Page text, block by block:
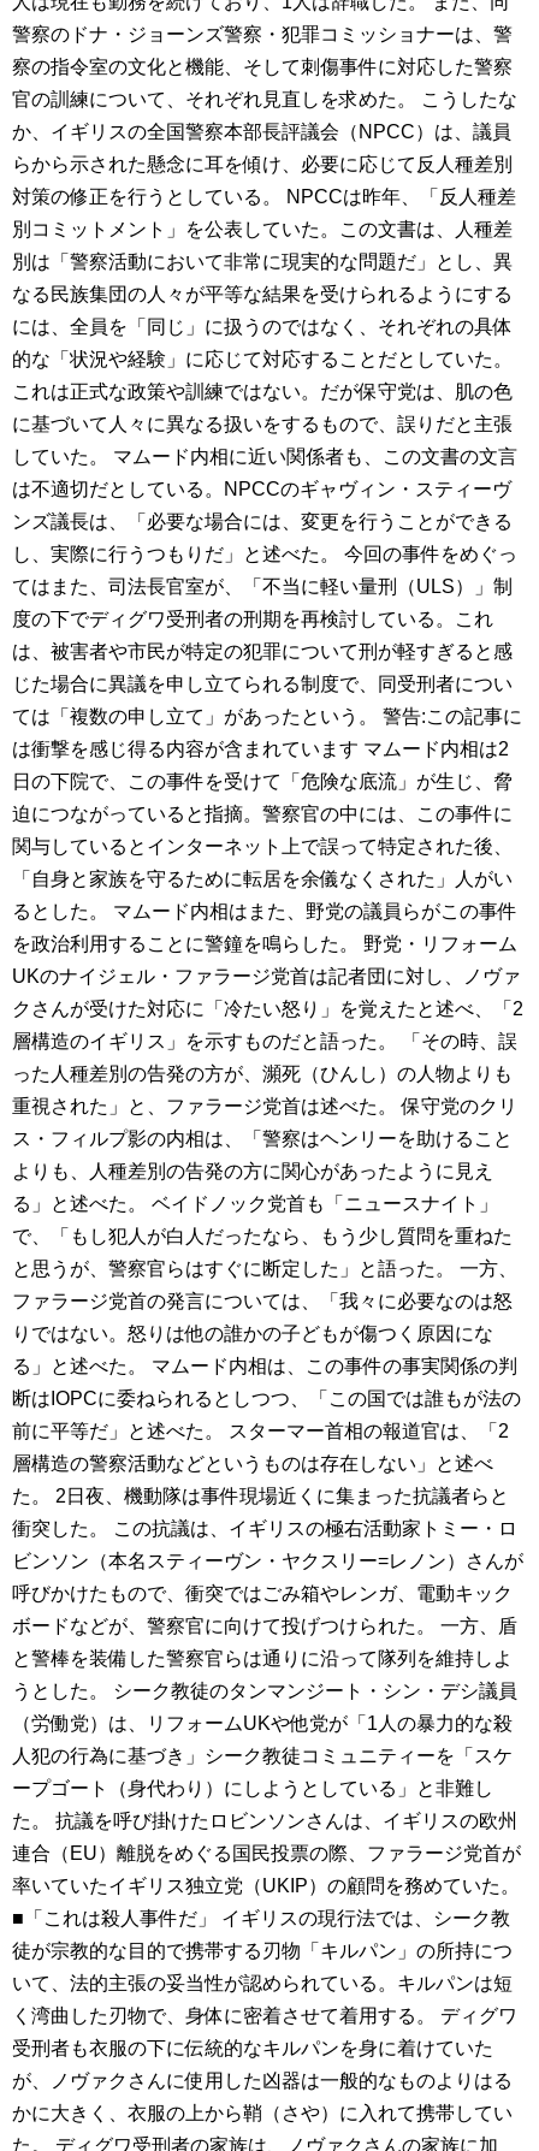
警察のドナ・ジョーンズ警察・犯罪コミッショナーは、警
察の指令室の文化と機能、そして刺傷事件に対応した警察
官の訓練について、それぞれ見直しを求めた。 こうしたな
か、イギリスの全国警察本部長評議会（NPCC）は、議員
らから示された懸念に耳を傾け、必要に応じて反人種差別
対策の修正を行うとしている。 NPCCは昨年、「反人種差
別コミットメント」を公表していた。この文書は、人種差
別は「警察活動において非常に現実的な問題だ」とし、異
なる民族集団の人々が平等な結果を受けられるようにする
には、全員を「同じ」に扱うのではなく、それぞれの具体
的な「状況や経験」に応じて対応することだとしていた。
これは正式な政策や訓練ではない。だが保守党は、肌の色
に基づいて人々に異なる扱いをするもので、誤りだと主張
していた。 マムード内相に近い関係者も、この文書の文言
は不適切だとしている。NPCCのギャヴィン・スティーヴ
ンズ議長は、「必要な場合には、変更を行うことができる
し、実際に行うつもりだ」と述べた。 今回の事件をめぐっ
てはまた、司法長官室が、「不当に軽い量刑（ULS）」制
度の下でディグワ受刑者の刑期を再検討している。これ
は、被害者や市民が特定の犯罪について刑が軽すぎると感
じた場合に異議を申し立てられる制度で、同受刑者につい
ては「複数の申し立て」があったという。 警告:この記事に
は衝撃を感じ得る内容が含まれています マムード内相は2
日の下院で、この事件を受けて「危険な底流」が生じ、脅
迫につながっていると指摘。警察官の中には、この事件に
関与しているとインターネット上で誤って特定された後、
「自身と家族を守るために転居を余儀なくされた」人がい
るとした。 マムード内相はまた、野党の議員らがこの事件
を政治利用することに警鐘を鳴らした。 野党・リフォーム
UKのナイジェル・ファラージ党首は記者団に対し、ノヴァ
クさんが受けた対応に「冷たい怒り」を覚えたと述べ、「2
層構造のイギリス」を示すものだと語った。 「その時、誤
った人種差別の告発の方が、瀕死（ひんし）の人物よりも
重視された」と、ファラージ党首は述べた。 保守党のクリ
ス・フィルプ影の内相は、「警察はヘンリーを助けること
よりも、人種差別の告発の方に関心があったように見え
る」と述べた。 ベイドノック党首も「ニュースナイト」
で、「もし犯人が白人だったなら、もう少し質問を重ねた
と思うが、警察官らはすぐに断定した」と語った。 一方、
ファラージ党首の発言については、「我々に必要なのは怒
りではない。怒りは他の誰かの子どもが傷つく原因にな
る」と述べた。 マムード内相は、この事件の事実関係の判
断はIOPCに委ねられるとしつつ、「この国では誰もが法の
前に平等だ」と述べた。 スターマー首相の報道官は、「2
層構造の警察活動などというものは存在しない」と述べ
た。 2日夜、機動隊は事件現場近くに集まった抗議者らと
衝突した。 この抗議は、イギリスの極右活動家トミー・ロ
ビンソン（本名スティーヴン・ヤクスリー=レノン）さんが
呼びかけたもので、衝突ではごみ箱やレンガ、電動キック
ボードなどが、警察官に向けて投げつけられた。 一方、盾
と警棒を装備した警察官らは通りに沿って隊列を維持しよ
うとした。 シーク教徒のタンマンジート・シン・デシ議員
（労働党）は、リフォームUKや他党が「1人の暴力的な殺
人犯の行為に基づき」シーク教徒コミュニティーを「スケ
ープゴート（身代わり）にしようとしている」と非難し
た。 抗議を呼び掛けたロビンソンさんは、イギリスの欧州
連合（EU）離脱をめぐる国民投票の際、ファラージ党首が
率いていたイギリス独立党（UKIP）の顧問を務めていた。
■「これは殺人事件だ」 イギリスの現行法では、シーク教
徒が宗教的な目的で携帯する刃物「キルパン」の所持につ
いて、法的主張の妥当性が認められている。キルパンは短
く湾曲した刃物で、身体に密着させて着用する。 ディグワ
受刑者も衣服の下に伝統的なキルパンを身に着けていた
が、ノヴァクさんに使用した凶器は一般的なものよりはる
かに大きく、衣服の上から鞘（さや）に入れて携帯してい
た。 ディグワ受刑者の家族は、ノヴァクさんの家族に加